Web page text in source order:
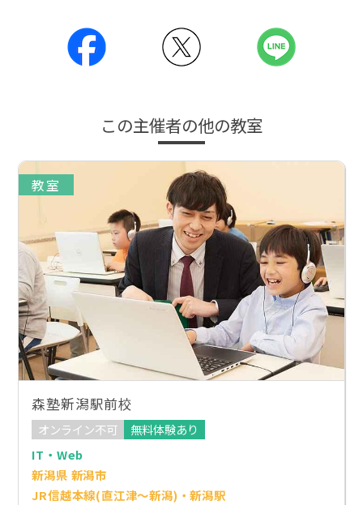
この主催者の他の教室
教室
森塾新潟駅前校
オンライン不可
無料体験あり
IT・Web
新潟県 新潟市
JR信越本線(直江津～新潟)・新潟駅